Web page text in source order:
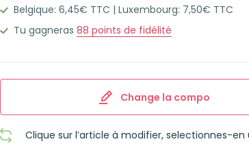
LILASBelgique: 6,45€ TTC | Luxembourg: 7,50€ TTC
Tu gagneras 88 points de fidélité
Change la compo
Clique sur l’article à modifier, selectionnes-en